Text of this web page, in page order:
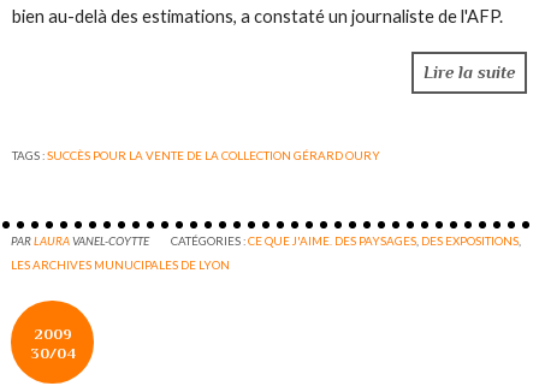
bien au-delà des estimations, a constaté un journaliste de l'AFP.
Lire la suite
TAGS :SUCCÈS POUR LA VENTE DE LA COLLECTION GÉRARD OURY
PARLAURAVANEL-COYTTE CATÉGORIES :CE QUE J'AIME. DES PAYSAGES DES EXPOSITIONS
LES ARCHIVES MUNUCIPALES DE LYON
2009
30/04